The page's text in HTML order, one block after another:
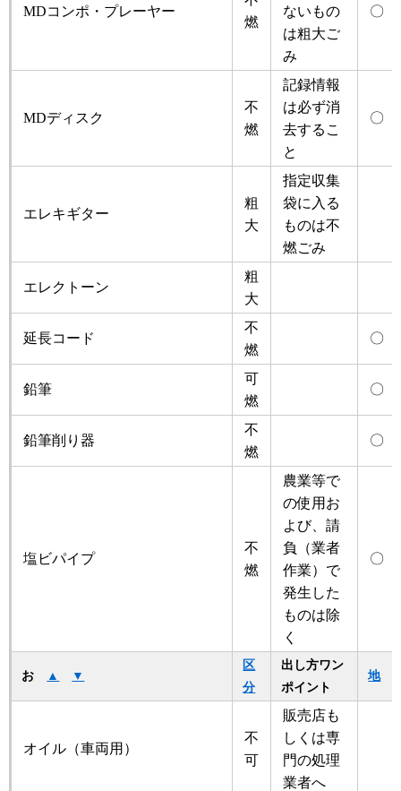
MDコンポ・プレーヤー
燃
ないもの
は粗大ご
み
〇
MDディスク
不
燃
記録情報
は必ず消
去するこ
と
〇
エレキギター
粗
大
指定収集
袋に入る
ものは不
燃ごみ
エレクトーン
粗
大
延長コード
不
燃
〇
鉛筆
可
燃
〇
鉛筆削り器
不
燃
〇
塩ビパイプ
不
燃
農業等で
の使用お
よび、請
負（業者
作業）で
発生した
ものは除
く
〇
お ▲ ▼
区
分
出し方ワン
ポイント
地
オイル（車両用）
不
可
販売店も
しくは専
門の処理
業者へ